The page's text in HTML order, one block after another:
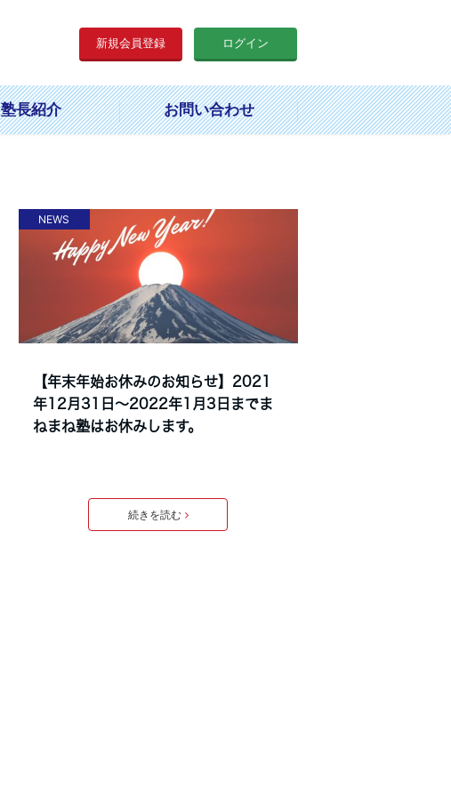
新規会員登録 ログイン
塾長紹介 お問い合わせ
NEWS
【年末年始お休みのお知らせ】2021
年12月31日〜2022年1月3日までま
ねまね塾はお休みします。
続きを読む